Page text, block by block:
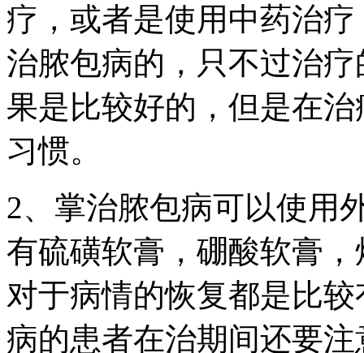
疗，或者是使用中药治
治脓包病的，只不过治
果是比较好的，但是在
习惯。
2、掌治脓包病可以使用
有硫磺软膏，硼酸软膏
对于病情的恢复都是比
病的患者在治期间还要